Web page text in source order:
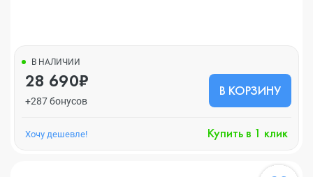
В НАЛИЧИИ
28 690₽
+287 бонусов
В КОРЗИНУ
Хочу дешевле! Купить в 1 клик